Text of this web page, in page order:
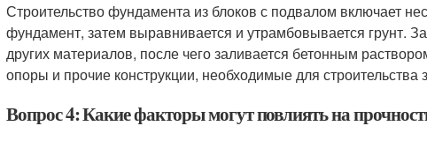
Строительство фундамента из блоков с подвалом включает
фундамент, затем выравнивается и утрамбовывается грунт.
других материалов, после чего заливается бетонным
опоры и прочие конструкции, необходимые для строительства
Вопрос 4: Какие факторы могут повлиять на